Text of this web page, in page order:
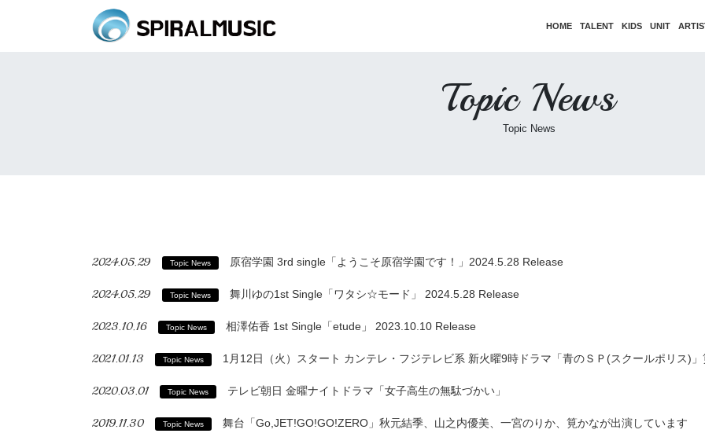
HOME TALENT KIDS UNIT
Topic News
Topic News
2024.05.29 Topic News 原宿学園 3rd single「ようこそ原宿学園です！」2024.5.28 Release
2024.05.29 Topic News 舞川ゆの1st Single「ワタシ☆モード」 2024.5.28 Release
2023.10.16 Topic News 相澤佑香 1st Single「etude」 2023.10.10 Release
2021.01.13 Topic News 1月12日（火）スタート カンテレ・フジテレビ系 新火曜9時ドラマ「青のＳＰ(スクールポリス)
2020.03.01 Topic News テレビ朝日 金曜ナイトドラマ「女子高生の無駄づかい」
2019.11.30 Topic News 舞台「Go,JET!GO!GO!ZERO」秋元結季、山之内優美、一宮のりか、筧かなが出演しています